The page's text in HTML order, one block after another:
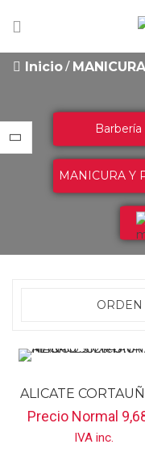
Inicio
Barbería
MANICURA Y
ALICATE
MANGO
NEGRO 302043
Precio Normal
IVA inc.